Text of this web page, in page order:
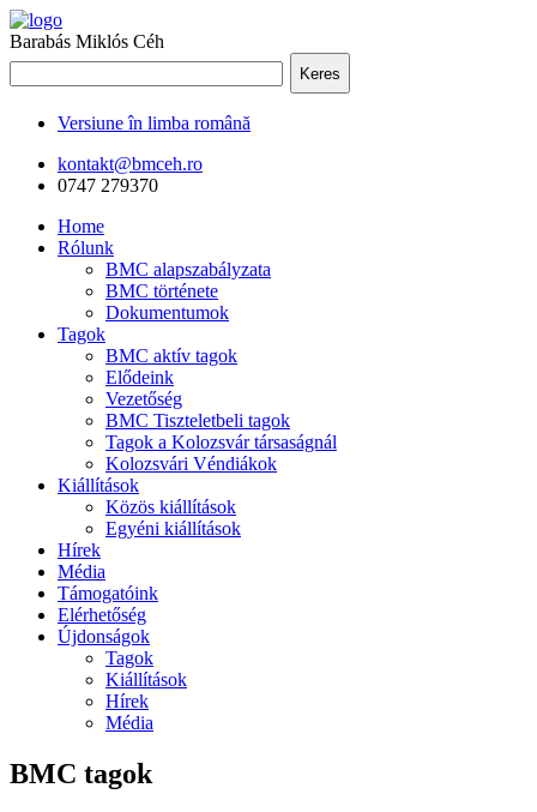
Barabás Miklós Céh
Keres
Versiune în limba română
kontakt@bmceh.ro
0747 279370
Home
Rólunk
BMC alapszabályzata
BMC története
Dokumentumok
Tagok
BMC aktív tagok
Elődeink
Vezetőség
BMC Tiszteletbeli tagok
Tagok a Kolozsvár társaságnál
Kolozsvári Véndiákok
Kiállítások
Közös kiállítások
Egyéni kiállítások
Hírek
Média
Támogatóink
Elérhetőség
Újdonságok
Tagok
Kiállítások
Hírek
Média
BMC tagok